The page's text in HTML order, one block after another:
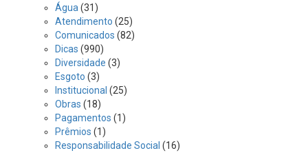
Água (31)
Atendimento (25)
Comunicados (82)
Dicas (990)
Diversidade (3)
Esgoto (3)
Institucional (25)
Obras (18)
Pagamentos (1)
Prêmios (1)
Responsabilidade Social (16)